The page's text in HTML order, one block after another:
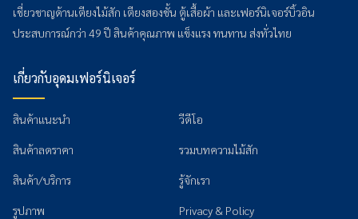
เชี่ยวชาญด้านเตียงไม้สัก เตียงสองชั้น ตู้เสื้อผ้า และเฟอร์นิเจอร์บิ้วอิน
ประสบการณ์กว่า 49 ปี สินค้าคุณภาพ แข็งแรง ทนทาน ส่งทั่วไทย
เกี่ยวกับอุดมเฟอร์นิเจอร์
สินค้าแนะนำ
สินค้าลดราคา
สินค้า/บริการ
รูปภาพ
วีดีโอ
รวมบทความไม้สัก
รู้จักเรา
Privacy & Policy